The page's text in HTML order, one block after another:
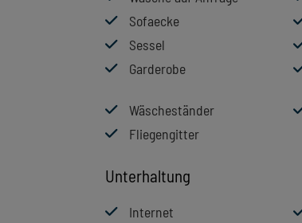
Sofaecke
Sessel
Garderobe
Wäscheständer
Fliegengitter
Unterhaltung
Internet